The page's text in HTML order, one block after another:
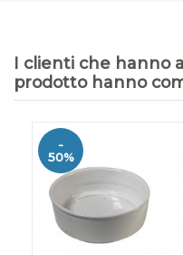
I clienti che hanno
prodotto hanno
-
50%